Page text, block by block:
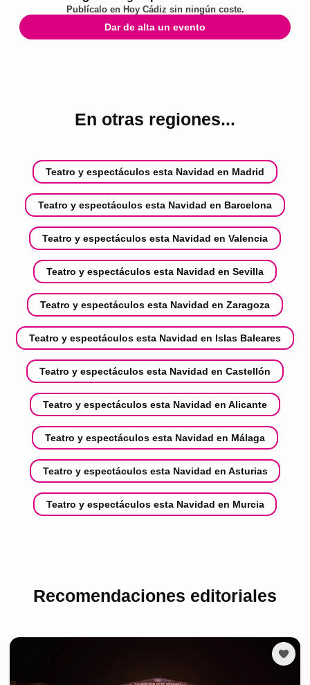
Publícalo en Hoy Cádiz sin ningún coste.
Dar de alta un evento
En otras regiones...
Teatro y espectáculos esta Navidad en Madrid
Teatro y espectáculos esta Navidad en Barcelona
Teatro y espectáculos esta Navidad en Valencia
Teatro y espectáculos esta Navidad en Sevilla
Teatro y espectáculos esta Navidad en Zaragoza
Teatro y espectáculos esta Navidad en Islas Baleares
Teatro y espectáculos esta Navidad en Castellón
Teatro y espectáculos esta Navidad en Alicante
Teatro y espectáculos esta Navidad en Málaga
Teatro y espectáculos esta Navidad en Asturias
Teatro y espectáculos esta Navidad en Murcia
Recomendaciones editoriales